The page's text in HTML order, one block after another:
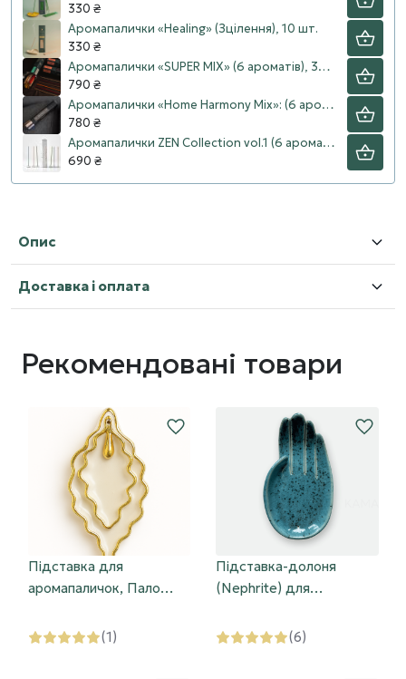
330 ₴
Аромапалички «Healing» (Зцілення), 10 шт.
330 ₴
Аромапалички «SUPER MIX» (6 ароматів), 30 шт.
790 ₴
Аромапалички «Home Harmony Mix»: (6 ароматів), 30 шт.
780 ₴
Аромапалички ZEN Collection vol.1 (6 ароматів), 30 шт.
690 ₴
Опис
Доставка і оплата
Рекомендовані товари
Підставка для
аромапаличок, Пало
(1)
Підставка-долоня
(Nephrite) для
санто
(6)